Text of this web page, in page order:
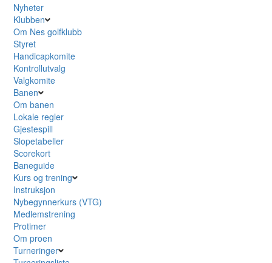
Nyheter
Klubben
Om Nes golfklubb
Styret
Handicapkomite
Kontrollutvalg
Valgkomite
Banen
Om banen
Lokale regler
Gjestespill
Slopetabeller
Scorekort
Baneguide
Kurs og trening
Instruksjon
Nybegynnerkurs (VTG)
Medlemstrening
Protimer
Om proen
Turneringer